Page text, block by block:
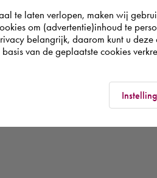
te laten verlopen, maken wij
om (advertentie)inhoud te
belangrijk, daarom kunt u deze
van de geplaatste cookies